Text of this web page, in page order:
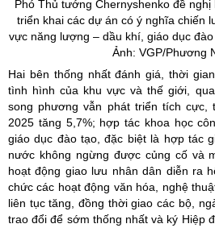
Phó Thủ tướng Chernyshenko đề nghị
triển khai các dự án có ý nghĩa chiến
vực năng lượng – dầu khí, giáo dục
Ảnh: VGP/Phương
Hai bên thống nhất đánh giá, thời
tình hình của khu vực và thế giới,
song phương vẫn phát triển tích cực,
2025 tăng 5,7%; hợp tác khoa học
giáo dục đào tạo, đặc biệt là hợp tác
nước không ngừng được củng cố và
hoạt động giao lưu nhân dân diễn ra
chức các hoạt động văn hóa, nghệ
liên tục tăng, đồng thời giao các bộ,
trao đổi để sớm thống nhất và ký Hiệp